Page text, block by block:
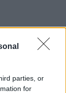
parties, or
for